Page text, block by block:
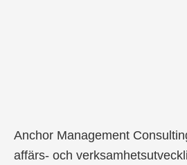
Anchor Management
affärs- och